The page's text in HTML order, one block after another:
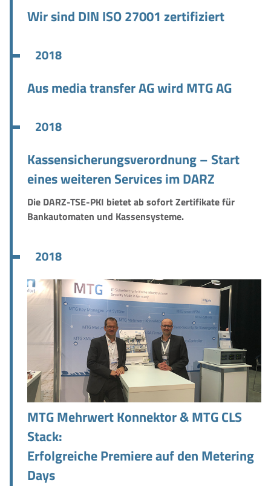
Wir sind DIN ISO 27001 zertifiziert
2018
Aus media transfer AG wird MTG AG
2018
Kassensicherungsverordnung – Start
eines weiteren Services im DARZ
Die DARZ-TSE-PKI bietet ab sofort Zertifikate für
Bankautomaten und Kassensysteme.
2018
MTG Mehrwert Konnektor & MTG CLS
Stack:
Erfolgreiche Premiere auf den Metering
Days